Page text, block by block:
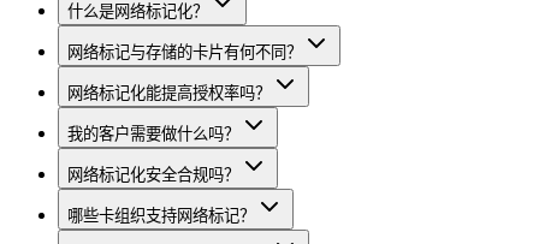
什么是网络标记化？
网络标记与存储的卡片有何不同？
网络标记化能提高授权率吗？
我的客户需要做什么吗？
网络标记化安全合规吗？
哪些卡组织支持网络标记？